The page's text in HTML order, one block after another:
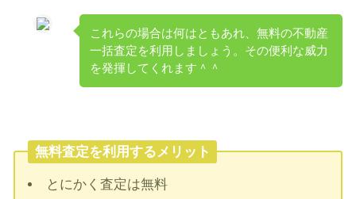
これらの場合は何はともあれ、無料の不動産
一括査定を利用しましょう。その便利な威力
を発揮してくれます＾＾
無料査定を利用するメリット
とにかく査定は無料